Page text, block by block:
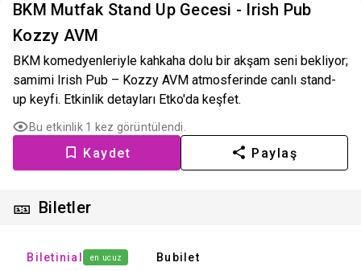
BKM Mutfak Stand Up Gecesi - Irish Pub
Kozzy AVM
BKM komedyenleriyle kahkaha dolu bir akşam seni bekliyor;
samimi Irish Pub – Kozzy AVM atmosferinde canlı stand-
up keyfi. Etkinlik detayları Etko'da keşfet.
Bu etkinlik 1 kez görüntülendi.
Kaydet Paylaş
🎫 Biletler
Biletinial en ucuz Bubilet